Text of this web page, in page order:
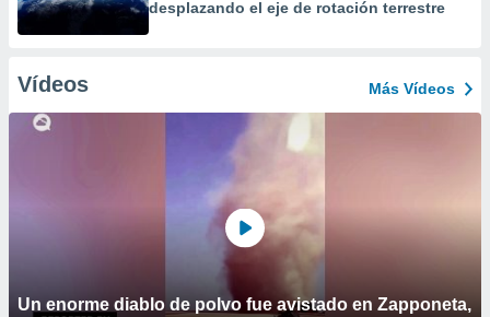
desplazando el eje de rotación terrestre
Vídeos Más Vídeos
Un enorme diablo de polvo fue avistado en Zapponeta,